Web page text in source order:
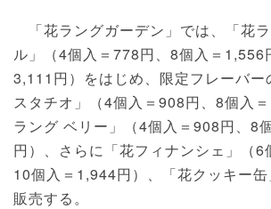
「花ラングガーデン」では、「花
ル」（4個入＝778円、8個入＝1,556
3,111円）をはじめ、限定フレーバー
スタチオ」（4個入＝908円、8個入
ラング ベリー」（4個入＝908円、8
円）、さらに「花フィナンシェ」（6
10個入＝1,944円）、「花クッキー
販売する。